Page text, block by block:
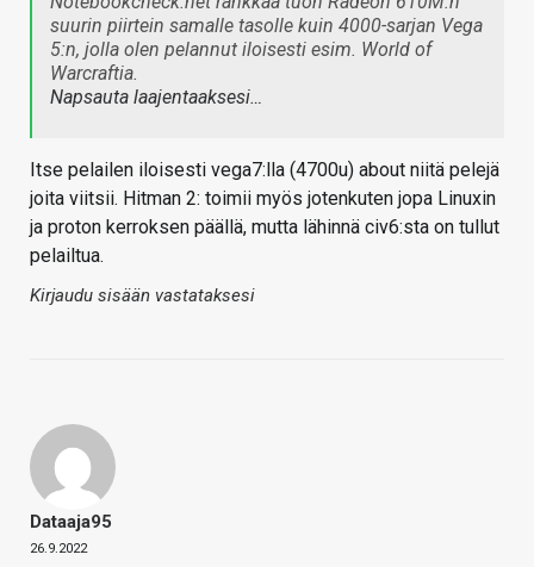
suurin piirtein samalle tasolle kuin 4000-sarjan Vega
5:n, jolla olen pelannut iloisesti esim. World of
Warcraftia.
Napsauta laajentaaksesi…
Itse pelailen iloisesti vega7:lla (4700u) about niitä pelejä
joita viitsii. Hitman 2: toimii myös jotenkuten jopa Linuxin
ja proton kerroksen päällä, mutta lähinnä civ6:sta on tullut
pelailtua.
Kirjaudu sisään vastataksesi
Dataaja95
26.9.2022